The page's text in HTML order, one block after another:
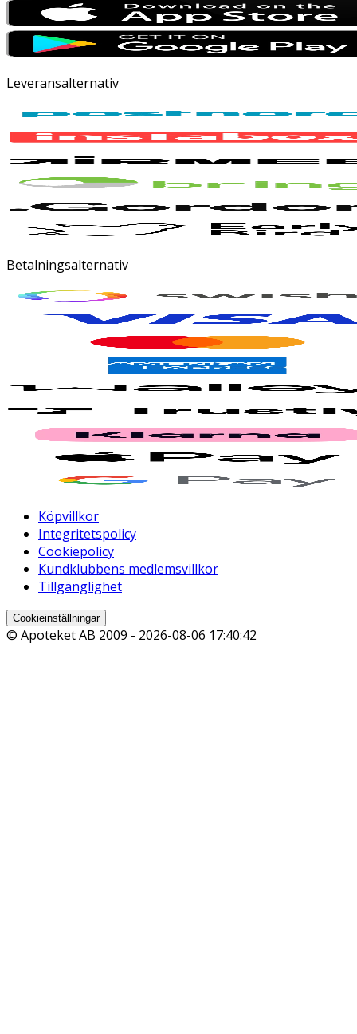
Leveransalternativ
Betalningsalternativ
Köpvillkor
Integritetspolicy
Cookiepolicy
Kundklubbens medlemsvillkor
Tillgänglighet
Cookieinställningar
© Apoteket AB 2009 - 2026-08-06 17:40:42